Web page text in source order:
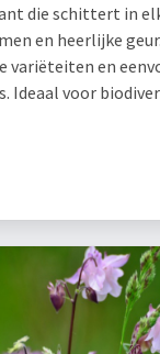
die schittert in
en heerlijke
variëteiten en
Ideaal voor